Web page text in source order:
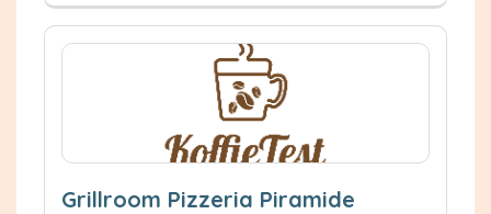
Grillroom Pizzeria Piramide